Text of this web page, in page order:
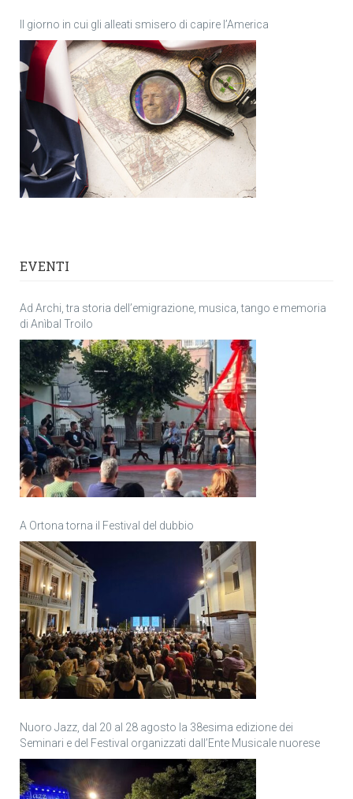
Il giorno in cui gli alleati smisero di capire l’America
EVENTI
Ad Archi, tra storia dell’emigrazione, musica, tango e memoria
di Anìbal Troilo
A Ortona torna il Festival del dubbio
Nuoro Jazz, dal 20 al 28 agosto la 38esima edizione dei
Seminari e del Festival organizzati dall’Ente Musicale nuorese